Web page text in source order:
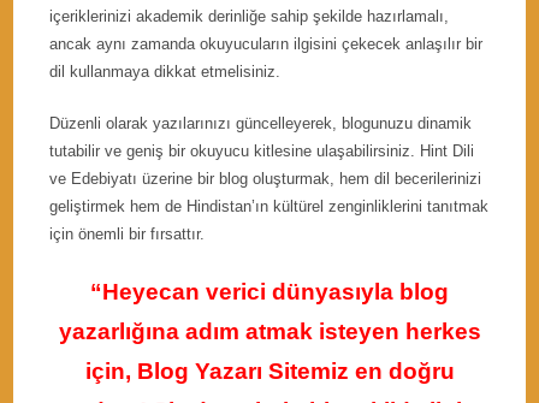
içeriklerinizi akademik derinliğe sahip şekilde hazırlamalı,
ancak aynı zamanda okuyucuların ilgisini çekecek anlaşılır bir
dil kullanmaya dikkat etmelisiniz.
Düzenli olarak yazılarınızı güncelleyerek, blogunuzu dinamik
tutabilir ve geniş bir okuyucu kitlesine ulaşabilirsiniz. Hint Dili
ve Edebiyatı üzerine bir blog oluşturmak, hem dil becerilerinizi
geliştirmek hem de Hindistan’ın kültürel zenginliklerini tanıtmak
için önemli bir fırsattır.
“Heyecan verici dünyasıyla blog
yazarlığına adım atmak isteyen herkes
için, Blog Yazarı Sitemiz en doğru